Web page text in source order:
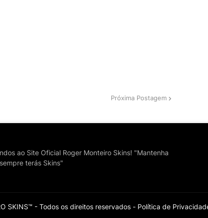
Próxima Postagem
ao Site Oficial Roger Monteiro Skins! "Mantenha
terás Skins"
SKINS™ - Todos os direitos reservados - Política de